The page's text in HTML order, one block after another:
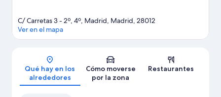
Mapa
C/ Carretas 3 - 2º, 4º, Madrid, Madrid, 28012
Ver en el mapa
Qué hay en los
alrededores
Cómo moverse
por la zona
Restaurantes